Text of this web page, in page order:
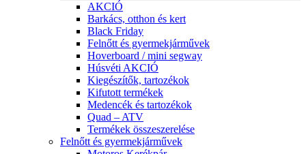
AKCIÓ
Barkács, otthon és kert
Black Friday
Felnőtt és gyermekjárművek
Hoverboard / mini segway
Húsvéti AKCIÓ
Kiegészítők, tartozékok
Kifutott termékek
Medencék és tartozékok
Quad – ATV
Termékek összeszerelése
Felnőtt és gyermekjárművek